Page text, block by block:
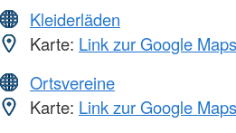
Kleiderläden
Karte: Link zur Google
Ortsvereine
Karte: Link zur Google